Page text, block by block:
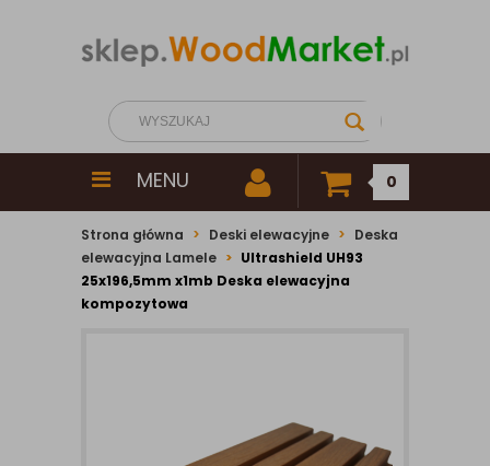
MENU 0
Strona główna Deski elewacyjne
Deska
elewacyjna Lamele
Ultrashield UH93
25x196,5mm x1mb Deska elewacyjna
kompozytowa